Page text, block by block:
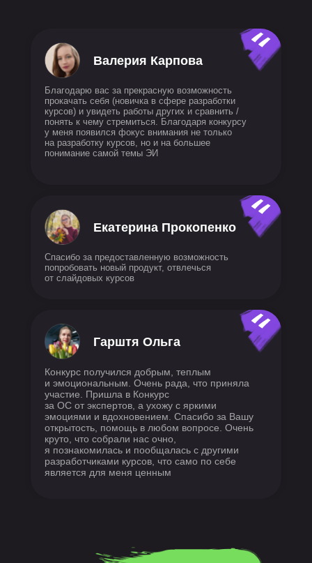
Валерия Карпова
Благодарю вас за прекрасную возможность
прокачать себя (новичка в сфере разработки
курсов) и увидеть работы других и сравнить /
понять к чему стремиться. Благодаря конкурсу
у меня появился фокус внимания не только
на разработку курсов, но и на большее
понимание самой темы ЭИ
Екатерина Прокопенко
Спасибо за предоставленную возможность
попробовать новый продукт, отвлечься
от слайдовых курсов
Гарштя Ольга
Конкурс получился добрым, теплым
и эмоциональным. Очень рада, что приняла
участие. Пришла в Конкурс
за ОС от экспертов, а ухожу с яркими
эмоциями и вдохновением. Спасибо за Вашу
открытость, помощь в любом вопросе. Очень
круто, что собрали нас очно,
я познакомилась и пообщалась с другими
разработчиками курсов, что само по себе
является для меня ценным